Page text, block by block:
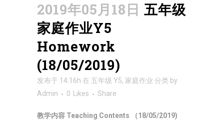
2019年05月18日 五年级
家庭作业Y5
Homework
(18/05/2019)
发布于 14:16h 在 五年级 Y5, 家庭作业 分类 by
Admin
0 Likes Share
教学内容 Teaching Contents （18/05/2019)